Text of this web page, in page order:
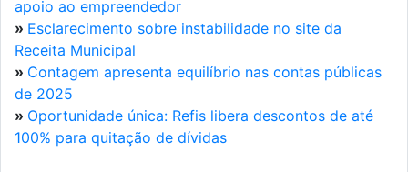
apoio ao empreendedor
» Esclarecimento sobre instabilidade no site da
Receita Municipal
» Contagem apresenta equilíbrio nas contas públicas
de 2025
» Oportunidade única: Refis libera descontos de até
100% para quitação de dívidas